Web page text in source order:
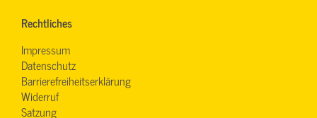
Rechtliches
Impressum
Datenschutz
Barrierefreiheitserklärung
Widerruf
Satzung